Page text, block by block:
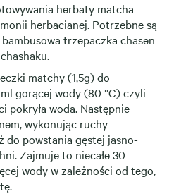
herbaty matcha
herbacianej. Potrzebne są
trzepaczka chasen
matchy (1,5g) do
gorącej wody (80 °C) czyli
pokryła woda. Następnie
wykonując ruchy
do powstania gęstej jasno-
Zajmuje to niecałe 30
wody w zależności od tego,